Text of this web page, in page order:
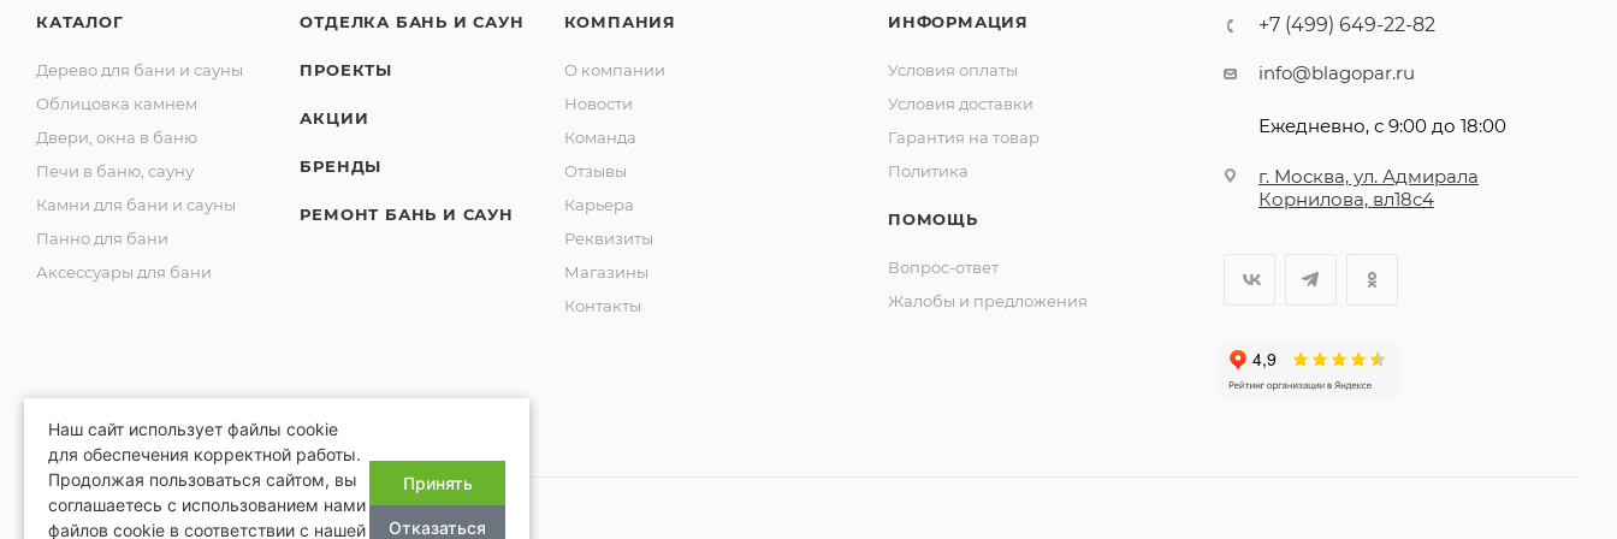
КАТАЛОГ
Дерево для бани и сауны
Облицовка камнем
Двери, окна в баню
Печи в баню, сауну
Камни для бани и сауны
Панно для бани
Аксессуары для бани
ОТДЕЛКА БАНЬ И САУН
ПРОЕКТЫ
АКЦИИ
БРЕНДЫ
РЕМОНТ БАНЬ И САУН
КОМПАНИЯ
О компании
Новости
Команда
Отзывы
Карьера
Реквизиты
Магазины
Контакты
ИНФОРМАЦИЯ
Условия оплаты
Условия доставки
Гарантия на товар
Политика
ПОМОЩЬ
Вопрос-ответ
Жалобы и предложения
+7 (499) 649-22-82
info@blagopar.ru
Ежедневно, с 9:00 до 18:00
г. Москва, ул. Адмирала
Корнилова, вл18с4
Наш сайт использует файлы cookie
для обеспечения корректной работы.
Продолжая пользоваться сайтом, вы
соглашаетесь с использованием нами
файлов cookie в соответствии с нашей
Принять
Отказаться